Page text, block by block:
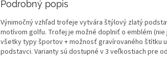
Podrobný popis
Výnimočný vzhľad trofeje vytvára štýlový zlatý
motívom golfu. Trofej je možné doplniť o emblém
všetky typy športov + možnosť gravírovaného štítku
podstavci. Varianty sú dostupné v 3 veľkostiach pre